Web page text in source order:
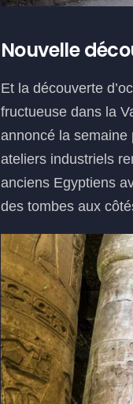
Nouvelle
Et la découverte
fructueuse dans la
annoncé la
ateliers industriels
anciens Egyptiens
des tombes aux